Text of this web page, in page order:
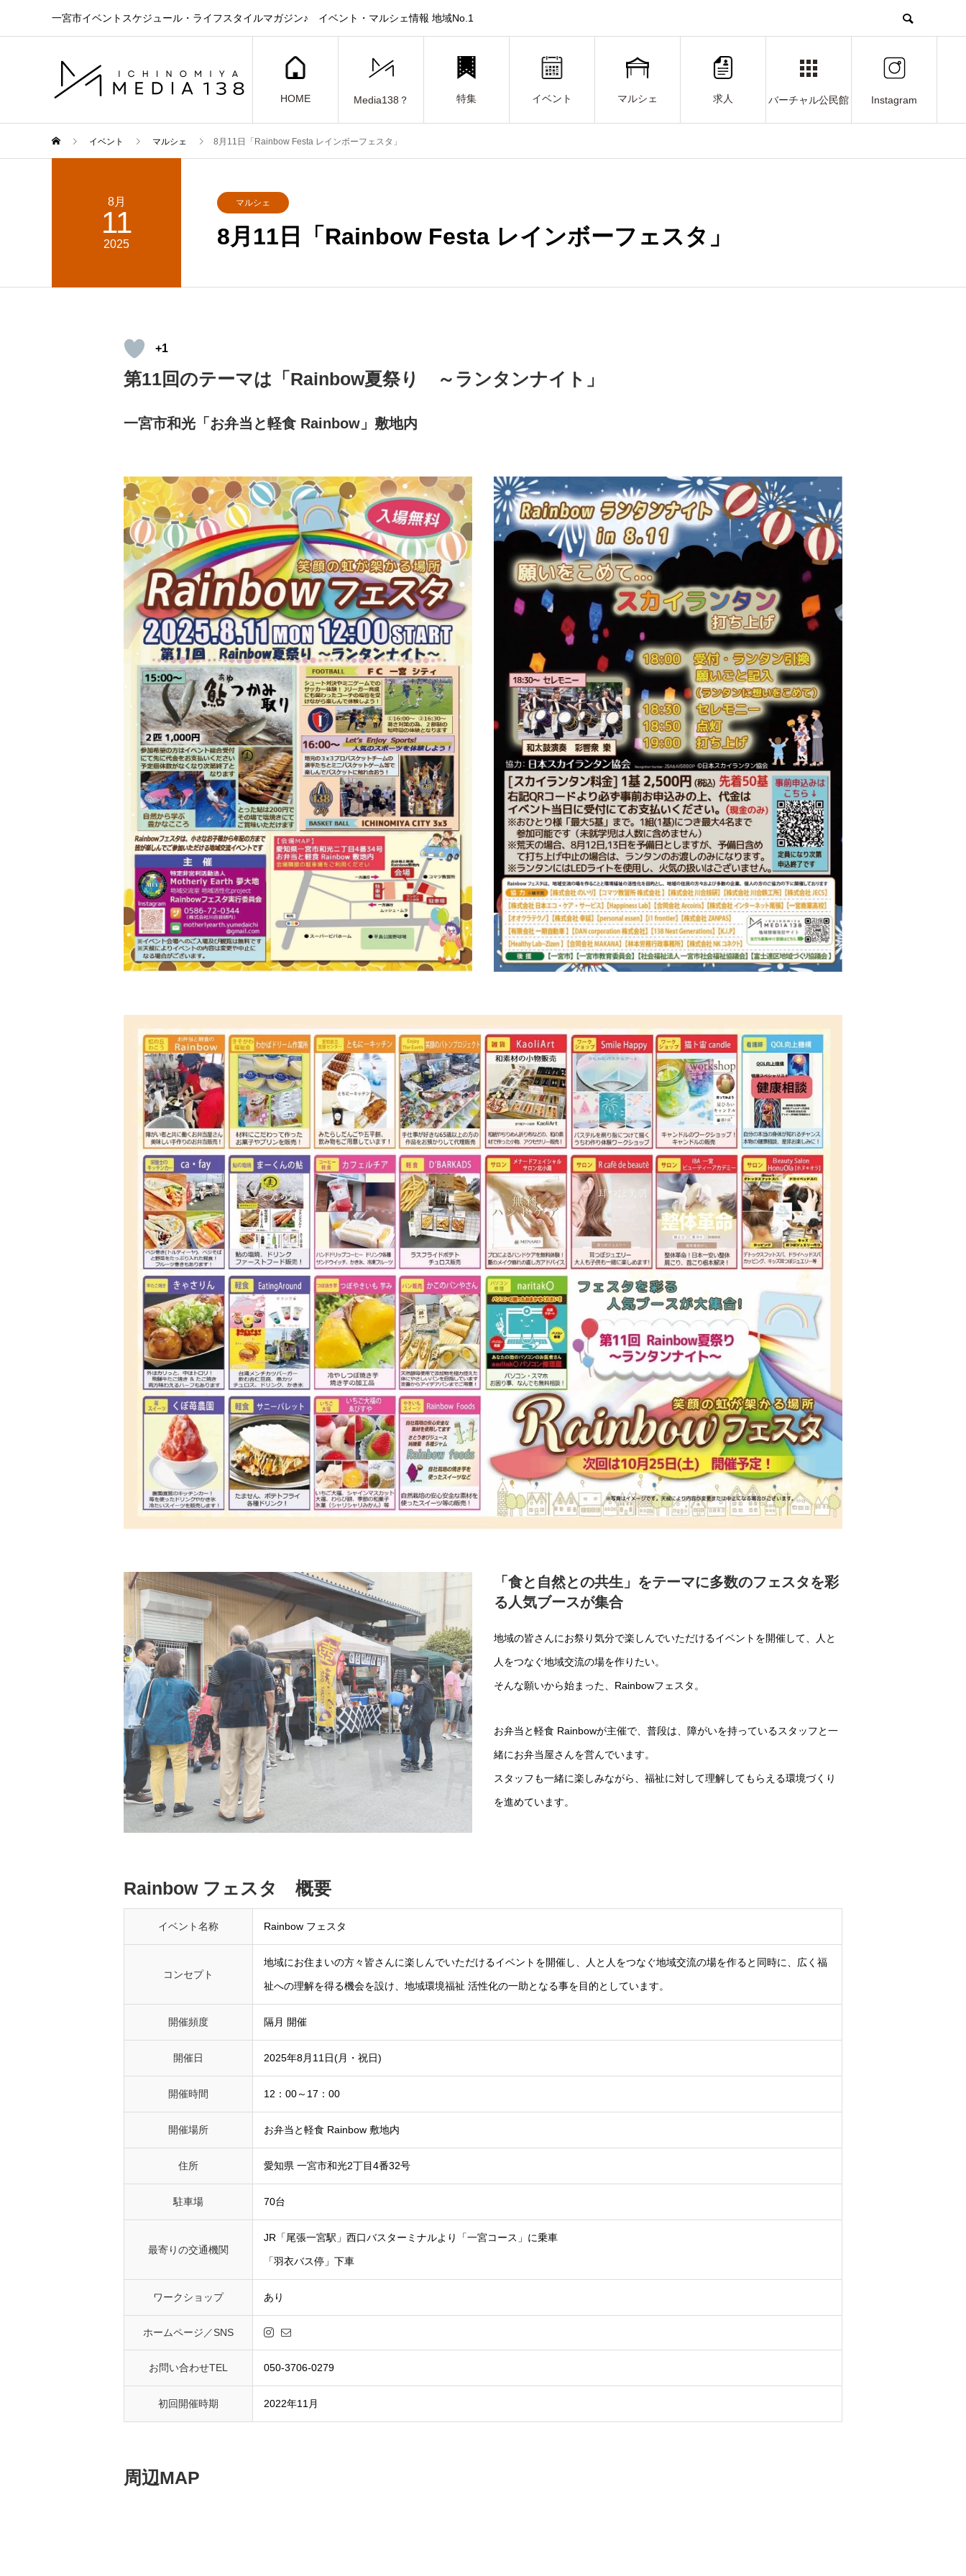
一宮市イベントスケジュール・ライフスタイルマガジン♪ イベント・マルシェ情報 地域No.1
HOME Media138？ 特集 イベント マルシェ 求人 バーチャル公民館 Instagram
イベント マルシェ 8月11日「Rainbow Festa レインボーフェスタ」
8月
11
2025
マルシェ
8月11日「Rainbow Festa レインボーフェスタ」
+1
第11回のテーマは「Rainbow夏祭り ～ランタンナイト」
一宮市和光「お弁当と軽食 Rainbow」敷地内
「食と自然との共生」をテーマに多数のフェスタを彩
る人気ブースが集合
地域の皆さんにお祭り気分で楽しんでいただけるイベントを開催して、人と
人をつなぐ地域交流の場を作りたい。
そんな願いから始まった、Rainbowフェスタ。
お弁当と軽食 Rainbowが主催で、普段は、障がいを持っているスタッフと一
緒にお弁当屋さんを営んでいます。
スタッフも一緒に楽しみながら、福祉に対して理解してもらえる環境づくり
を進めています。
Rainbow フェスタ 概要
イベント名称 Rainbow フェスタ
コンセプト
地域にお住まいの方々皆さんに楽しんでいただけるイベントを開催し、人と人をつなぐ地域交流の場を作ると同時に、広く福
祉への理解を得る機会を設け、地域環境福祉 活性化の一助となる事を目的としています。
開催頻度 隔月 開催
開催日 2025年8月11日(月・祝日)
開催時間 12：00～17：00
開催場所 お弁当と軽食 Rainbow 敷地内
住所 愛知県 一宮市和光2丁目4番32号
駐車場 70台
最寄りの交通機関
JR「尾張一宮駅」西口バスターミナルより「一宮コース」に乗車
「羽衣バス停」下車
ワークショップ あり
ホームページ／SNS
お問い合わせTEL 050-3706-0279
初回開催時期 2022年11月
周辺MAP